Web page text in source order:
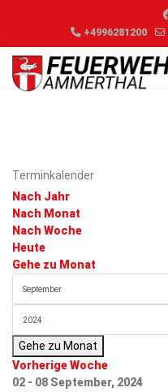
+4996281200
Terminkalender
Nach Jahr
Nach Monat
Nach Woche
Heute
Gehe zu Monat
Gehe zu Monat
Vorherige Woche
02 - 08 September, 2024